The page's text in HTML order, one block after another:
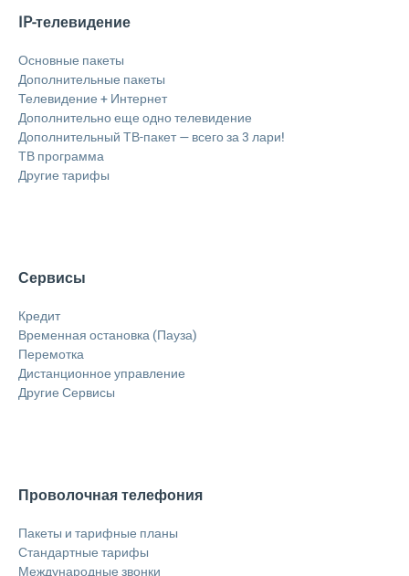
IP-телевидение
Основные пакеты
Дополнительные пакеты
Телевидение + Интернет
Дополнительно еще одно телевидение
Дополнительный ТВ-пакет — всего за 3 лари!
ТВ программа
Другие тарифы
Сервисы
Кредит
Временная остановка (Пауза)
Перемотка
Дистанционное управление
Другие Сервисы
Проволочная телефония
Пакеты и тарифные планы
Стандартные тарифы
Международные звонки